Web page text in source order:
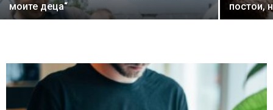
моите деца“
постои,